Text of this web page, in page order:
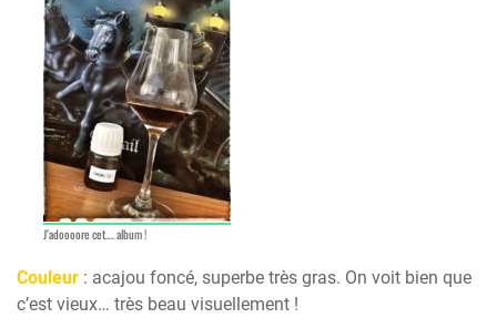
J’adoooore cet…. album !
Couleur : acajou foncé, superbe très gras. On voit bien que
c’est vieux… très beau visuellement !